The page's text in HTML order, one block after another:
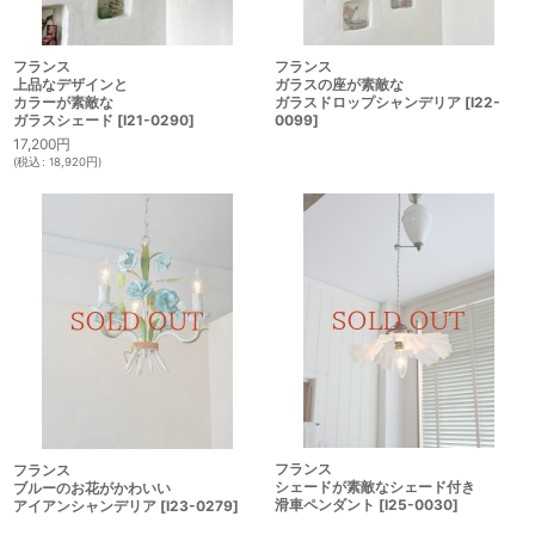
フランス
上品なデザインと
カラーが素敵な
ガラスシェード [I21-0290]
17,200円
(税込: 18,920円)
フランス
ガラスの座が素敵な
ガラスドロップシャンデリア [I22-
0099]
フランス
ブルーのお花がかわいい
アイアンシャンデリア [I23-0279]
フランス
シェードが素敵なシェード付き
滑車ペンダント [I25-0030]